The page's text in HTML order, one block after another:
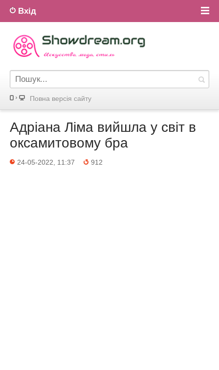
Вхід
Повна версiя сайту
Адріана Ліма вийшла у світ в
оксамитовому бра
24-05-2022, 11:37 912